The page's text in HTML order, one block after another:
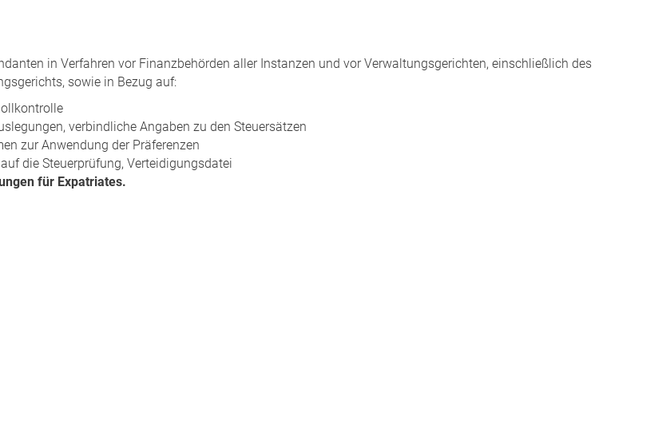
in Verfahren vor Finanzbehörden aller Instanzen und vor Verwaltungsgerichten, einschließlich des
sowie in Bezug auf:
verbindliche Angaben zu den Steuersätzen
zur Anwendung der Präferenzen
die Steuerprüfung, Verteidigungsdatei
für Expatriates.